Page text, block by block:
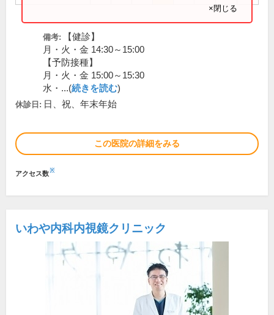
×閉じる
備考:
【健診】
月・火・金 14:30～15:00
【予防接種】
月・火・金 15:00～15:30
水・...(続きを読む)
休診日: 日、祝、年末年始
この医院の詳細をみる
アクセス数※
いわや内科内視鏡クリニック